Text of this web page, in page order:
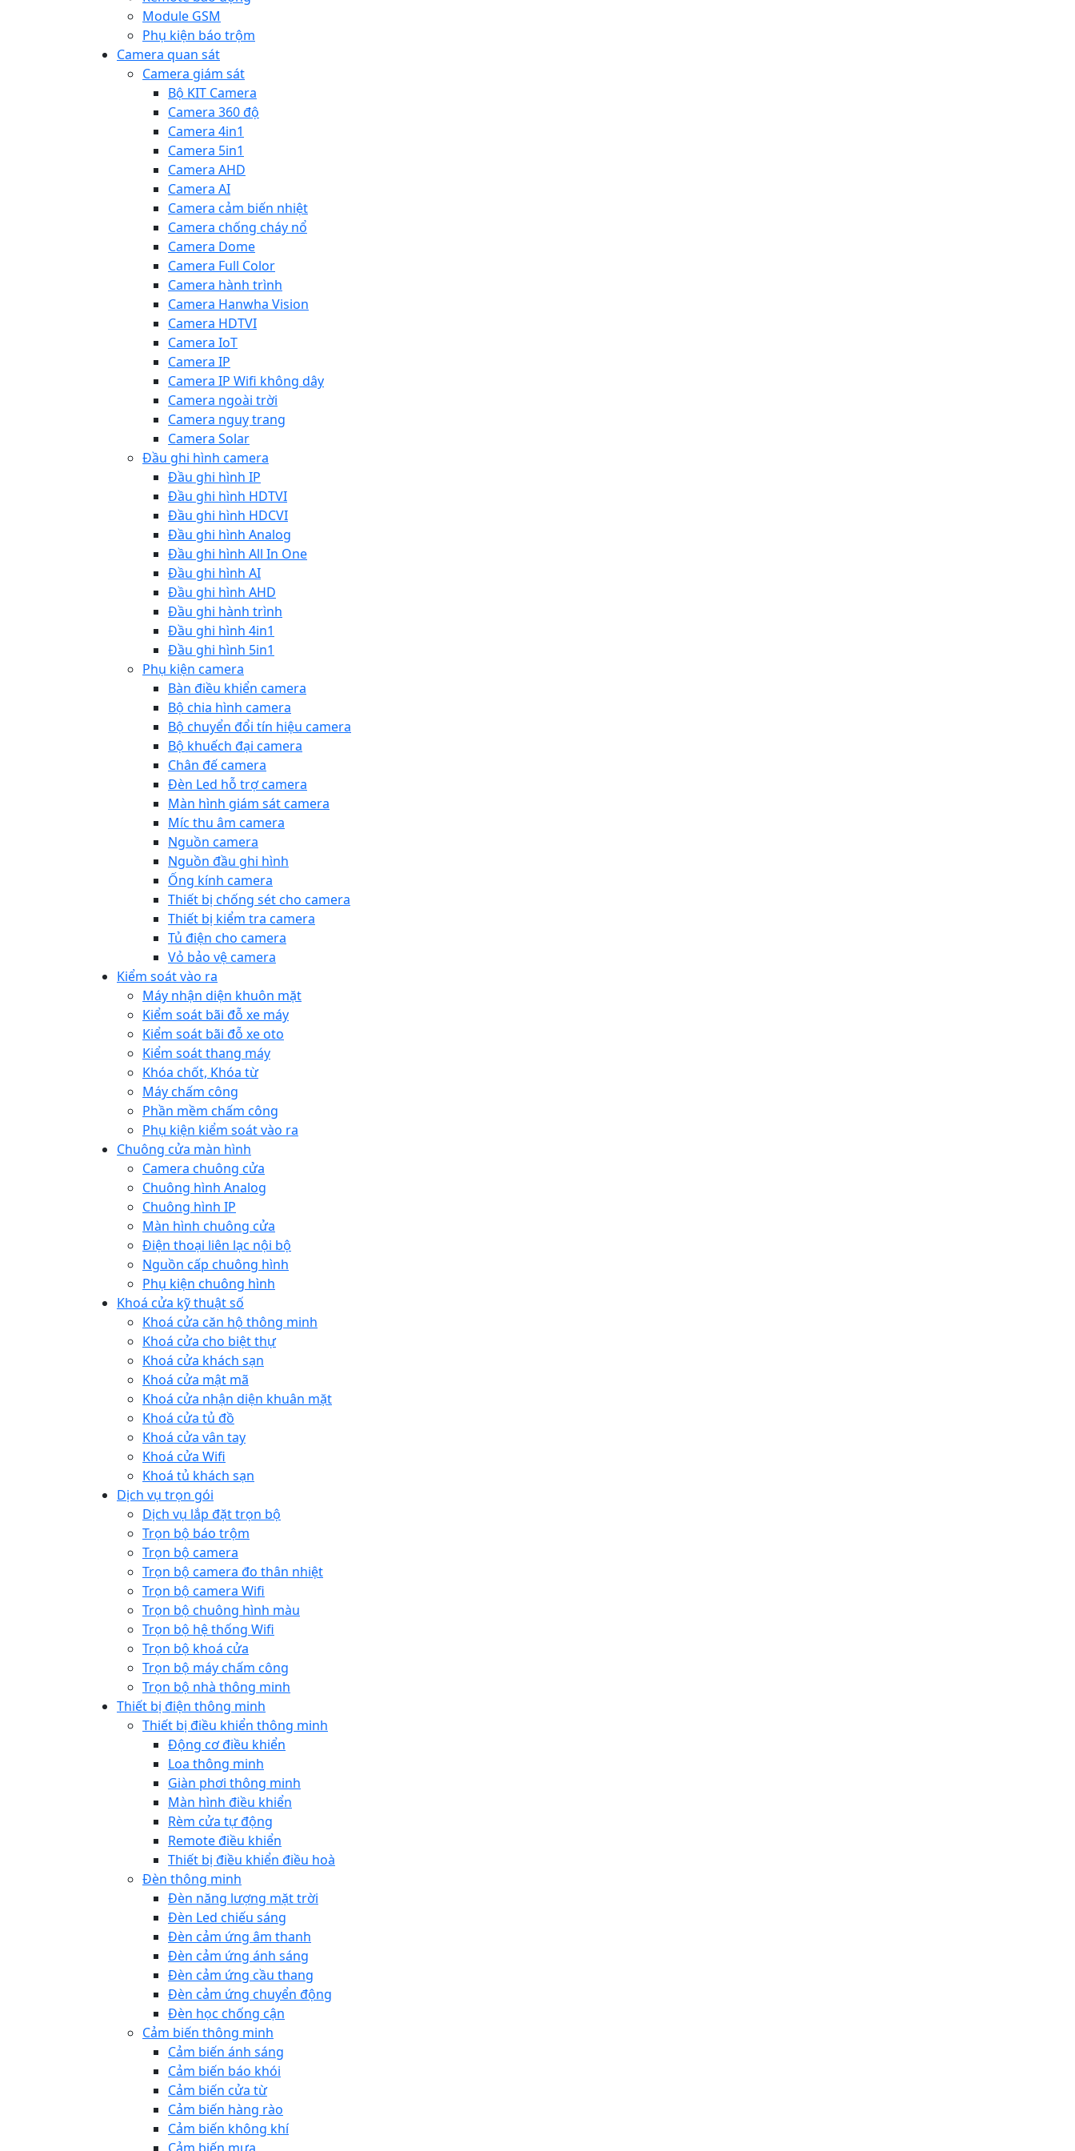
Module GSM
Phụ kiện báo trộm
Camera quan sát
Camera giám sát
Bộ KIT Camera
Camera 360 độ
Camera 4in1
Camera 5in1
Camera AHD
Camera AI
Camera cảm biến nhiệt
Camera chống cháy nổ
Camera Dome
Camera Full Color
Camera hành trình
Camera Hanwha Vision
Camera HDTVI
Camera IoT
Camera IP
Camera IP Wifi không dây
Camera ngoài trời
Camera nguỵ trang
Camera Solar
Đầu ghi hình camera
Đầu ghi hình IP
Đầu ghi hình HDTVI
Đầu ghi hình HDCVI
Đầu ghi hình Analog
Đầu ghi hình All In One
Đầu ghi hình AI
Đầu ghi hình AHD
Đầu ghi hành trình
Đầu ghi hình 4in1
Đầu ghi hình 5in1
Phụ kiện camera
Bàn điều khiển camera
Bộ chia hình camera
Bộ chuyển đổi tín hiệu camera
Bộ khuếch đại camera
Chân đế camera
Đèn Led hỗ trợ camera
Màn hình giám sát camera
Míc thu âm camera
Nguồn camera
Nguồn đầu ghi hình
Ống kính camera
Thiết bị chống sét cho camera
Thiết bị kiểm tra camera
Tủ điện cho camera
Vỏ bảo vệ camera
Kiểm soát vào ra
Máy nhận diện khuôn mặt
Kiểm soát bãi đỗ xe máy
Kiểm soát bãi đỗ xe oto
Kiểm soát thang máy
Khóa chốt, Khóa từ
Máy chấm công
Phần mềm chấm công
Phụ kiện kiểm soát vào ra
Chuông cửa màn hình
Camera chuông cửa
Chuông hình Analog
Chuông hình IP
Màn hình chuông cửa
Điện thoại liên lạc nội bộ
Nguồn cấp chuông hình
Phụ kiện chuông hình
Khoá cửa kỹ thuật số
Khoá cửa căn hộ thông minh
Khoá cửa cho biệt thự
Khoá cửa khách sạn
Khoá cửa mật mã
Khoá cửa nhận diện khuân mặt
Khoá cửa tủ đồ
Khoá cửa vân tay
Khoá cửa Wifi
Khoá tủ khách sạn
Dịch vụ trọn gói
Dịch vụ lắp đặt trọn bộ
Trọn bộ báo trộm
Trọn bộ camera
Trọn bộ camera đo thân nhiệt
Trọn bộ camera Wifi
Trọn bộ chuông hình màu
Trọn bộ hệ thống Wifi
Trọn bộ khoá cửa
Trọn bộ máy chấm công
Trọn bộ nhà thông minh
Thiết bị điện thông minh
Thiết bị điều khiển thông minh
Động cơ điều khiển
Loa thông minh
Giàn phơi thông minh
Màn hình điều khiển
Rèm cửa tự động
Remote điều khiển
Thiết bị điều khiển điều hoà
Đèn thông minh
Đèn năng lượng mặt trời
Đèn Led chiếu sáng
Đèn cảm ứng âm thanh
Đèn cảm ứng ánh sáng
Đèn cảm ứng cầu thang
Đèn cảm ứng chuyển động
Đèn học chống cận
Cảm biến thông minh
Cảm biến ánh sáng
Cảm biến báo khói
Cảm biến cửa từ
Cảm biến hàng rào
Cảm biến không khí